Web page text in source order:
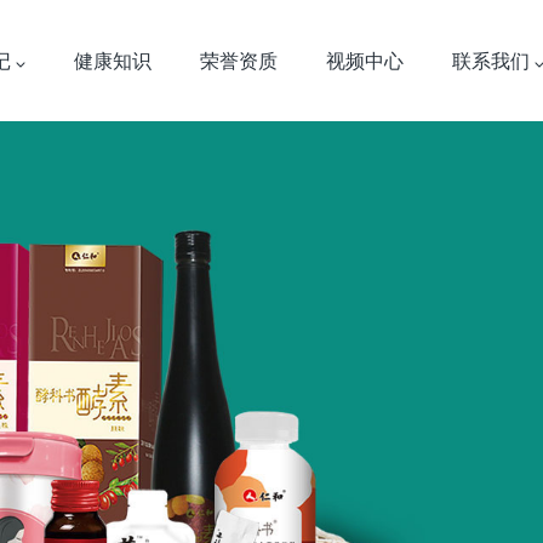
健康知识 荣誉资质 视频中心 联系我们